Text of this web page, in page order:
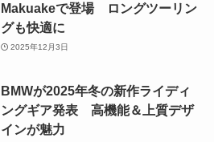
Makuakeで登場 ロングツーリン
グも快適に
2025年12月3日
BMWが2025年冬の新作ライディ
ングギア発表 高機能＆上質デザ
インが魅力